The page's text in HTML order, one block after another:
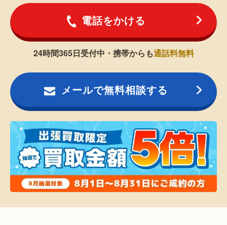
電話をかける
24時間365日受付中・携帯からも通話料無料
メールで無料相談する